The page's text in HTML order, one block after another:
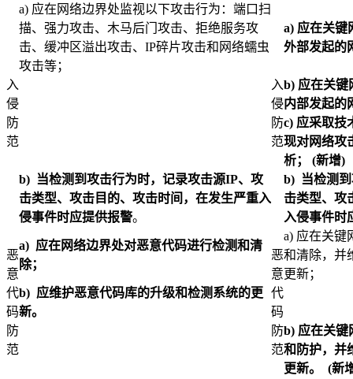
入
侵
防
范
a) 应在网络边界处监视以下攻击行为：端口扫
描、强力攻击、木马后门攻击、拒绝服务攻
击、缓冲区溢出攻击、IP碎片攻击和网络蠕虫
攻击等；
入
侵
防
范
a) 应在关键
外部发起的
b) 应在关键
内部发起的
c) 应采取技
现对网络攻
析； (新增)
b) 当检测到攻击行为时，记录攻击源IP、攻
击类型、攻击目的、攻击时间，在发生严重入
侵事件时应提供报警。
b) 当检测
击类型、攻
入侵事件时
恶
意
代
码
防
范
a) 应在网络边界处对恶意代码进行检测和清
除；
恶
意
代
码
防
范
a) 应在关键
和清除，并
更新；
b) 应维护恶意代码库的升级和检测系统的更
新。
b) 应在关键
和防护，并
更新。 (新